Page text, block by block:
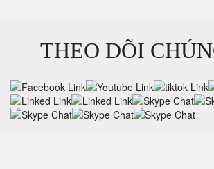
THEO DÕI